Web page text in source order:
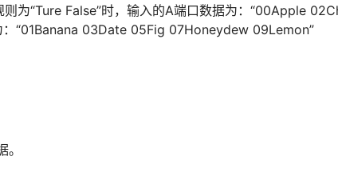
则为“Ture False”时，输入的A端口数据为：“00Apple
“01Banana 03Date 05Fig 07Honeydew 09Lemon”